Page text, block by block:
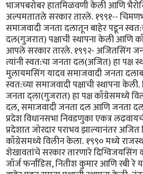
भाजपबरोबर हातमिळवणी केली आणि
अल्पमतातले सरकार तारले. १९९१--
समाजवादी जनता दलातून बाहेर पडून
दल(गुजरात) पक्षाची स्थापना केली आणि
आपले सरकार तारले. १९९२- अजितसिंग
त्यांनी स्वत:चा जनता दल(अजित) हा पक्ष
मुलायमसिंग यादव समाजवादी जनता
स्वत:च्या समाजवादी पक्षाची स्थापना
जनता द्ला(गुजरात) हा पक्ष काँग्रेसमध्ये
दल, समाजवादी जनता दल आणि जनता
प्रदेश विधानसभा निवडणुका एकत्र
प्रदेशात जोरदार पराभव झाल्यानंतर अजित
काँग्रेसमध्ये विलीन केला. १९९० मध्ये
शेखावतांचे सरकार तारणारे
जॉर्ज फर्नांडिस, नितीश कुमार आणि रबी रे